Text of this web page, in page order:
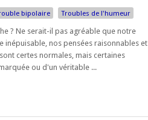
bipolaire Troubles de l'humeur
? Ne serait-il pas agréable que notre
nos pensées raisonnables et
certes normales, mais certaines
ou d'un véritable ...